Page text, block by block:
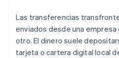
Las transferencias
enviados desde una empresa
otro. El dinero suele
tarjeta o cartera digital local